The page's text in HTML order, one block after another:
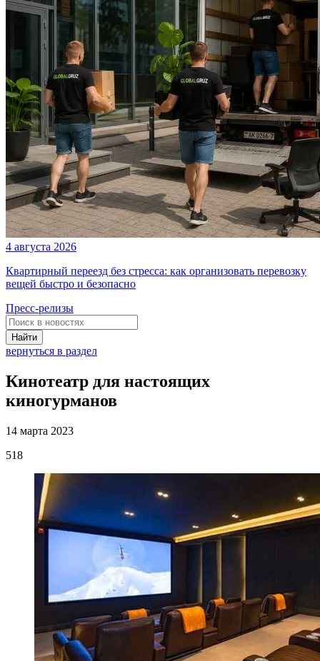
4 августа 2026
Квартирный переезд без стресса: как организовать перевозку
вещей быстро и безопасно
Пресс-релизы
Найти
вернуться в раздел
Кинотеатр для настоящих
киногурманов
14 марта 2023
518